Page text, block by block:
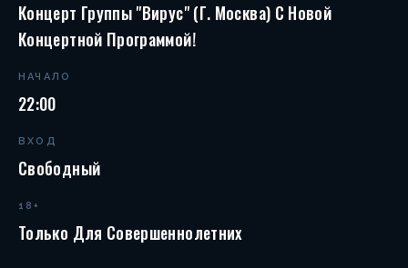
Концерт Группы "Вирус" (г. Москва) С Новой
Концертной Программой!
НАЧАЛО
22:00
ВХОД
Свободный
18+
Только Для Совершеннолетних